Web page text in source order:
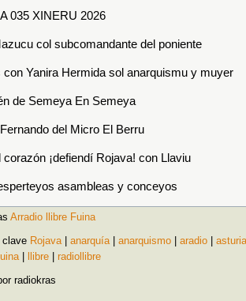
035 XINERU 2026
col subcomandante del poniente
con Yanira Hermida sol anarquismu y muyer
de Semeya En Semeya
del Micro El Berru
corazón ¡defiendí Rojava! con Llaviu
asambleas y conceyos
Arradio llibre Fuina
clave Rojava| anarquía| anarquismo aradio
| llibre
radiollibre
radiokras